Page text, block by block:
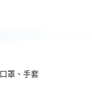
罩、手套